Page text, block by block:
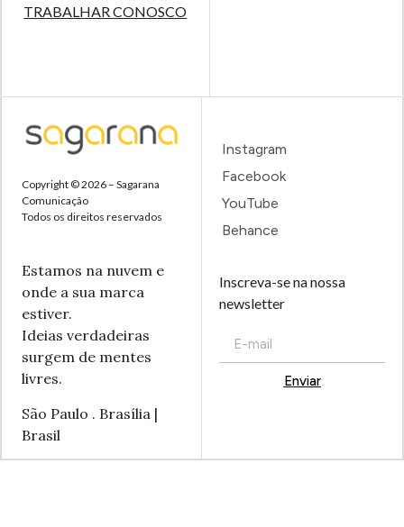
TRABALHAR CONOSCO
Copyright © 2026 – Sagarana
Comunicação
Todos os direitos reservados
Estamos na nuvem e
onde a sua marca
estiver.
Ideias verdadeiras
surgem de mentes
livres.
São Paulo . Brasília |
Brasil
Instagram
Facebook
YouTube
Behance
Inscreva-se na nossa
newsletter
Enviar